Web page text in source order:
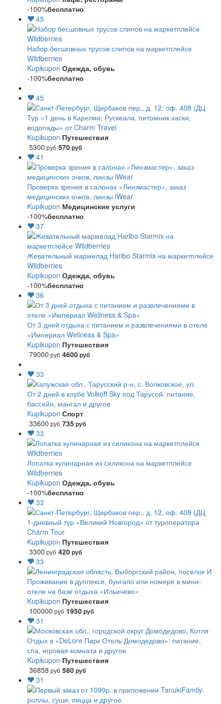
-100%бесплатно
45
Набор бесшовных трусов слипов на маркетплейсе
Wildberries
Kupikupon Одежда, обувь
-100%бесплатно
45
Тур «1 день в Карелии: Рускеала, питомник хаски,
водопады» от Charm Travel
Kupikupon Путешествия
5300 руб 570руб
41
Проверка зрения в салонах «Линзмастер», заказ
медицинских очков, линзы iWear
Kupikupon Медицинские услуги
-100%бесплатно
37
Жевательный мармелад Haribo Starmix на маркетплейсе
Wildberries
Kupikupon Одежда, обувь
-100%бесплатно
36
От 3 дней отдыха с питанием и развлечениями в отеле
«Империал Wellness & Spa»
Kupikupon Путешествия
79000 руб 4600руб
33
От 2 дней в клубе Volkoff Sky под Тарусой: питание,
бассейн, мангал и другое
Kupikupon Спорт
33600 руб 735руб
33
Лопатка кулинарная из силикона на маркетплейсе
Wildberries
Kupikupon Одежда, обувь
-100%бесплатно
33
1-дневный тур «Великий Новгород» от туроператора
Charm Tour
Kupikupon Путешествия
3300 руб 420руб
33
Проживание в дуплексе, бунгало или номере в мини-
отеле на базе отдыха «Ильичево»
Kupikupon Путешествия
100000 руб 1950руб
31
Отдых в «DeLore Парк Отель Домодедово»: питание,
спа, игровая комната и другое
Kupikupon Путешествия
36858 руб 580руб
31